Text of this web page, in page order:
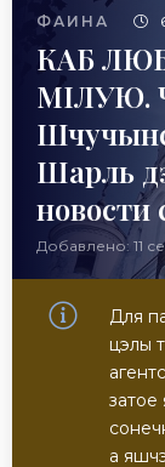
ФАИНА
КАБ
МIЛУЮ.
Шарль
новости
Добавлено: 11
Для
цэлы
затое
а